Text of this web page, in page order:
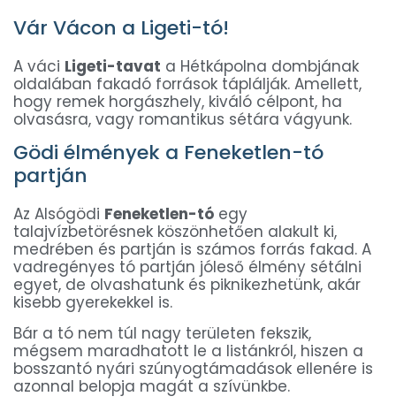
Vár Vácon a Ligeti-tó!
A váci Ligeti-tavat a Hétkápolna dombjának
oldalában fakadó források táplálják. Amellett,
hogy remek horgászhely, kiváló célpont, ha
olvasásra, vagy romantikus sétára vágyunk.
Gödi élmények a Feneketlen-tó
partján
Az Alsógödi Feneketlen-tó egy
talajvízbetörésnek köszönhetően alakult ki,
medrében és partján is számos forrás fakad. A
vadregényes tó partján jóleső élmény sétálni
egyet, de olvashatunk és piknikezhetünk, akár
kisebb gyerekekkel is.
Bár a tó nem túl nagy területen fekszik,
mégsem maradhatott le a listánkról, hiszen a
bosszantó nyári szúnyogtámadások ellenére is
azonnal belopja magát a szívünkbe.